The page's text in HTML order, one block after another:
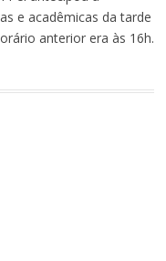
e acadêmicas da tarde
anterior era às 16h.